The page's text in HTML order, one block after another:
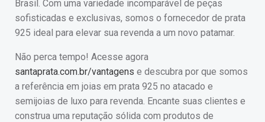
Brasil. Com uma variedade incomparável de peças
sofisticadas e exclusivas, somos o fornecedor de prata
925 ideal para elevar sua revenda a um novo patamar.
Não perca tempo! Acesse agora
santaprata.com.br/vantagens e descubra por que somos
a referência em joias em prata 925 no atacado e
semijoias de luxo para revenda. Encante suas clientes e
construa uma reputação sólida com produtos de